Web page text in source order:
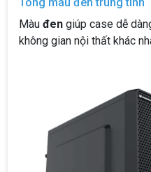
Màu đen giúp case dễ
không gian nội thất khác